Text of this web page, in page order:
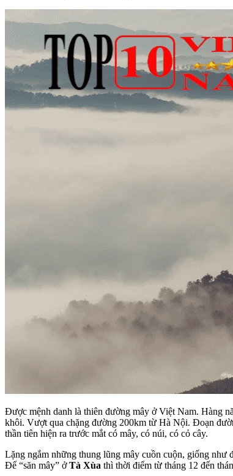
Được mệnh danh là thiên đường mây ở Việt Nam. Hàng
khôi. Vượt qua chặng đường 200km từ Hà Nội. Đoạn
thần tiên hiện ra trước mắt có mây, có núi, có cỏ cây.
Lặng ngắm những thung lũng mây cuồn cuộn, giống như
Để “săn mây” ởTà Xùa thì thời điểm từ tháng 12 đến